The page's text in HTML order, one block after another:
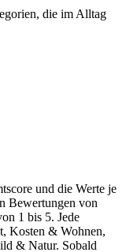
die im Alltag
und die Werte je
Bewertungen von
1 bis 5. Jede
Kosten & Wohnen,
& Natur. Sobald